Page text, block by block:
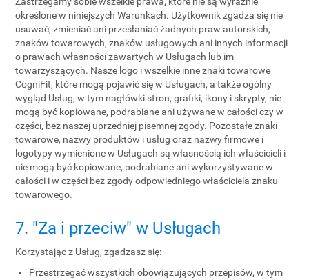
określone w niniejszych Warunkach. Użytkownik zgadza się nie
usuwać, zmieniać ani przesłaniać żadnych praw autorskich,
znaków towarowych, znaków usługowych ani innych informacji
o prawach własności zawartych w Usługach lub im
towarzyszących. Nasze logo i wszelkie inne znaki towarowe
CogniFit, które mogą pojawić się w Usługach, a także ogólny
wygląd Usług, w tym nagłówki stron, grafiki, ikony i skrypty, nie
mogą być kopiowane, podrabiane ani używane w całości czy w
części, bez naszej uprzedniej pisemnej zgody. Pozostałe znaki
towarowe, nazwy produktów i usług oraz nazwy firmowe i
logotypy wymienione w Usługach są własnością ich właścicieli i
nie mogą być kopiowane, podrabiane ani wykorzystywane w
całości i w części bez zgody odpowiedniego właściciela znaku
towarowego.
7. "Za i przeciw" w Usługach
Korzystając z Usług, zgadzasz się:
Przestrzegać wszystkich obowiązujących przepisów, w tym